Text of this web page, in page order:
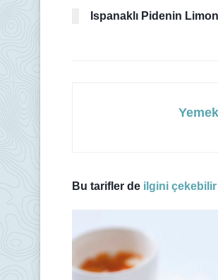
Ispanaklı Pidenin
Bu tarifler de ilgini çekebilir